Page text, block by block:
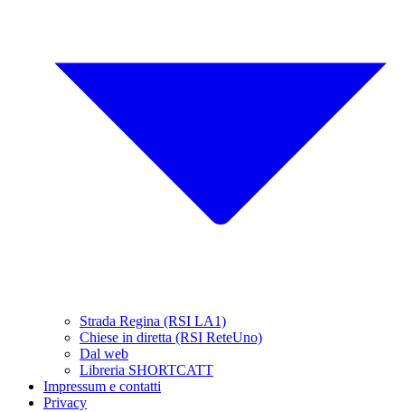
Strada Regina (RSI LA1)
Chiese in diretta (RSI ReteUno)
Dal web
Libreria SHORTCATT
Impressum e contatti
Privacy